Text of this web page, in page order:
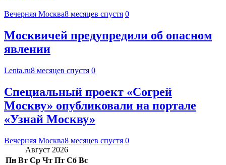
Вечерняя Москва8 месяцев спустя 0
Москвичей предупредили об опасном
явлении
Lenta.ru8 месяцев спустя 0
Специальный проект «Согрей
Москву» опубликовали на портале
«Узнай Москву»
Вечерняя Москва8 месяцев спустя 0
Август 2026
Пн Вт Ср Чт Пт Сб Вс